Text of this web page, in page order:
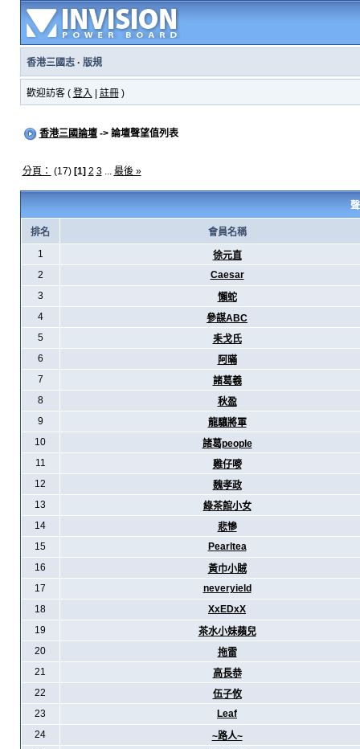
香港三國志· 版規
歡迎訪客 ( 登入 註冊)
香港三國論壇-> 論壇聲望值列表
分頁： (17) [1] 2 3... 最後 »
排名
會員名稱
1
徐元直
2
Caesar
3
懶蛇
4
參謀ABC
5
耒戈氏
6
阿暪
7
諸葛羲
8
秋盈
9
龍驤將軍
10
諸葛people
11
雞仔嘜
12
魏孝政
13
綠茶館小女
14
悲慘
15
Pearltea
16
黃巾小賊
17
neveryield
18
XxEDxX
19
茶水小妹蘋兒
20
拖雷
21
高長恭
22
伍子攸
23
Leaf
24
~路人~